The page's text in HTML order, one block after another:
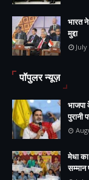
भारत
मुद्दा
पॉपुलर न्यूज़
भाजपा
पुरानी
मेधा
सम्मान